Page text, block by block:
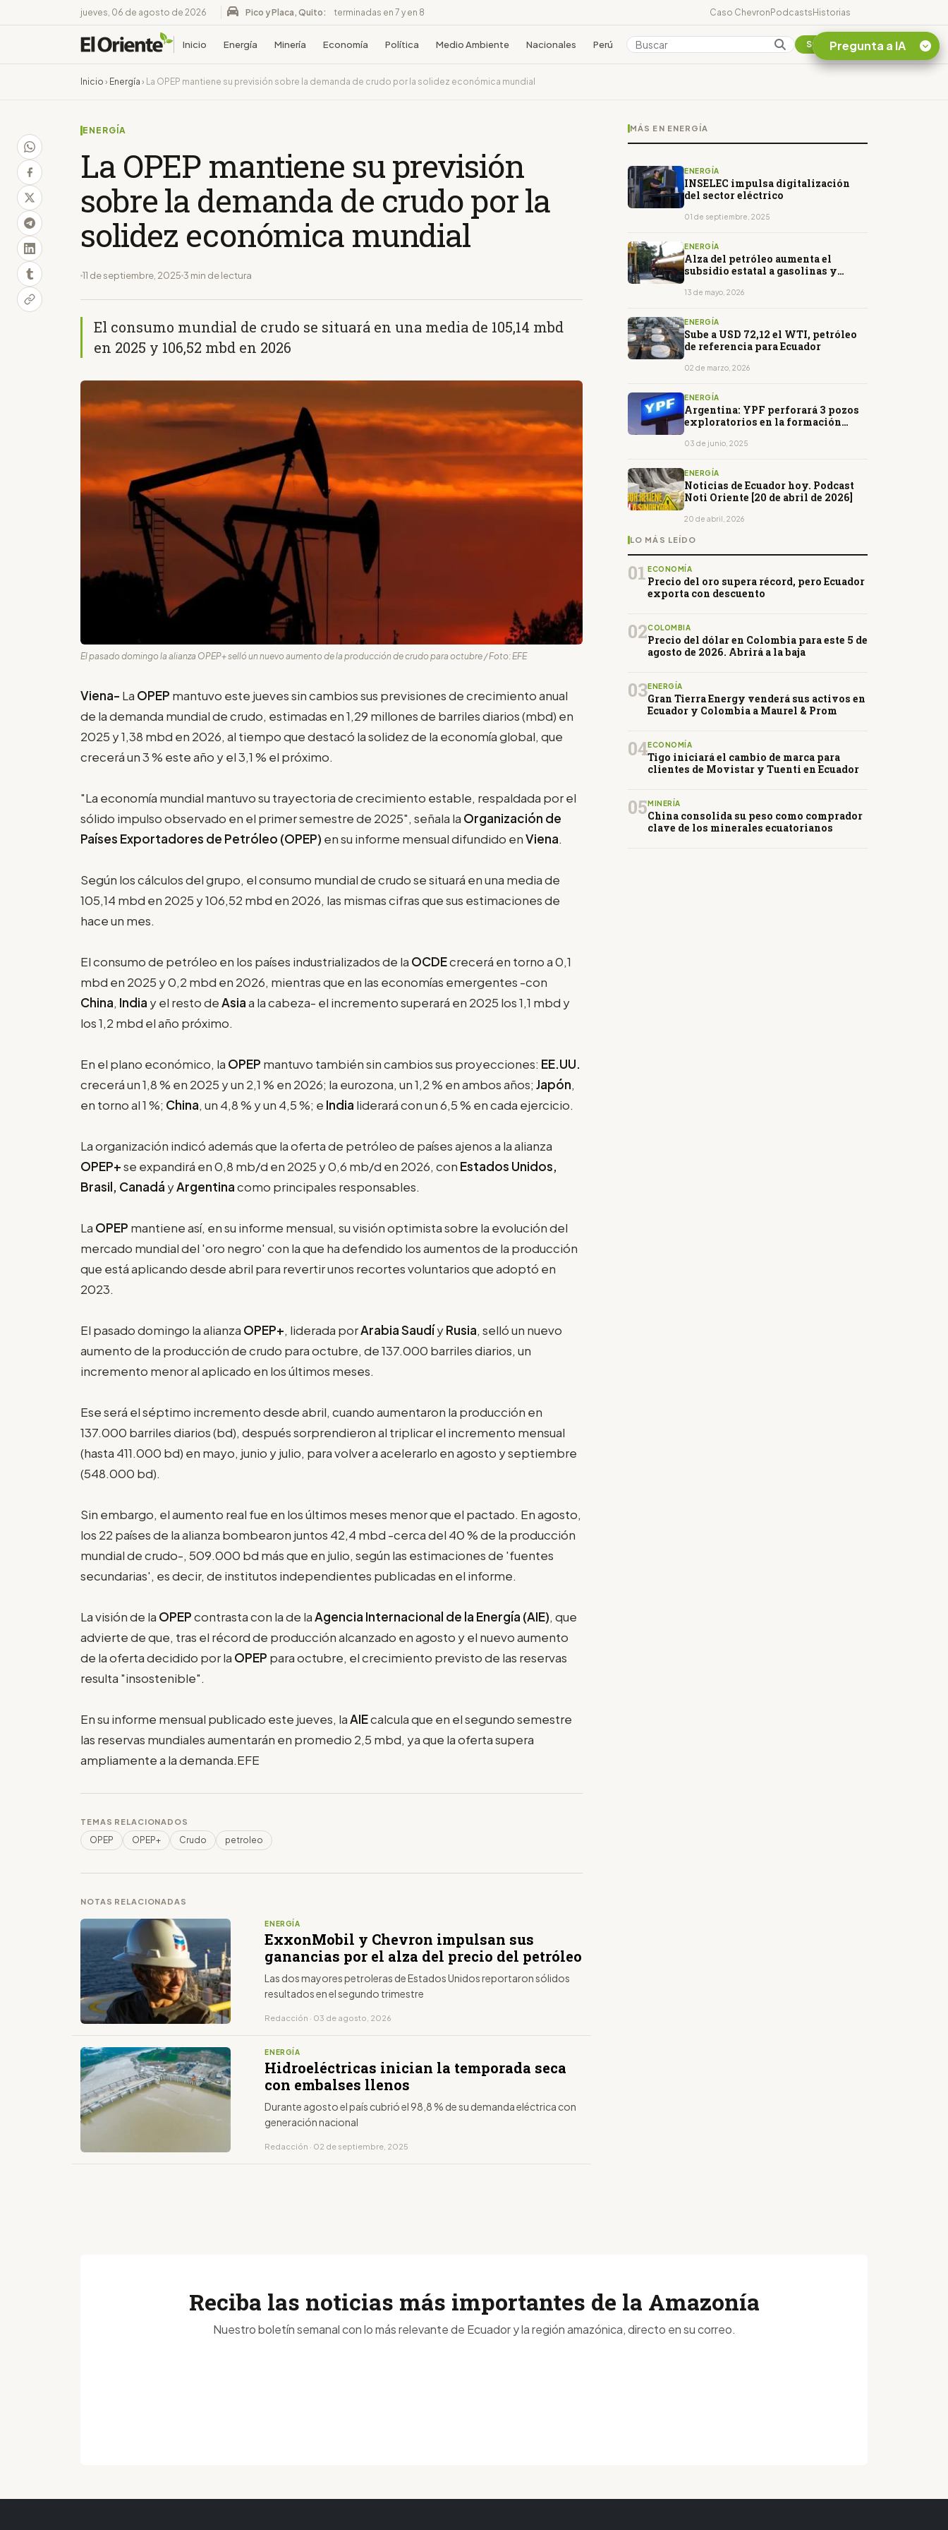
jueves, 06 de agosto de 2026 Pico y Placa, Quito: terminadas en 7 y en 8 Caso ChevronPodcastsHistorias
Inicio Energía Minería Economía Política Medio Ambiente Nacionales Perú Colombia Suscribirse
Inicio › Energía › La OPEP mantiene su previsión sobre la demanda de crudo por la solidez económica mundial
ENERGÍA
La OPEP mantiene su previsión
sobre la demanda de crudo por la
solidez económica mundial
11 de septiembre, 2025 3 min de lectura
El consumo mundial de crudo se situará en una media de 105,14 mbd
en 2025 y 106,52 mbd en 2026
El pasado domingo la alianza OPEP+ selló un nuevo aumento de la producción de crudo para octubre / Foto: EFE
Viena- La OPEP mantuvo este jueves sin cambios sus previsiones de crecimiento anual
de la demanda mundial de crudo, estimadas en 1,29 millones de barriles diarios (mbd) en
2025 y 1,38 mbd en 2026, al tiempo que destacó la solidez de la economía global, que
crecerá un 3 % este año y el 3,1 % el próximo.
"La economía mundial mantuvo su trayectoria de crecimiento estable, respaldada por el
sólido impulso observado en el primer semestre de 2025", señala la Organización de
Países Exportadores de Petróleo (OPEP) en su informe mensual difundido enViena.
Según los cálculos del grupo, el consumo mundial de crudo se situará en una media de
105,14 mbd en 2025 y 106,52 mbd en 2026, las mismas cifras que sus estimaciones de
hace un mes.
El consumo de petróleo en los países industrializados de la OCDEcrecerá en torno a 0,1
mbd en 2025 y 0,2 mbd en 2026, mientras que en las economías emergentes -con
China, India y el resto deAsiaa la cabeza- el incremento superará en 2025 los 1,1 mbd y
los 1,2 mbd el año próximo.
En el plano económico, la OPEP mantuvo también sin cambios sus proyecciones: EE.UU.
crecerá un 1,8 % en 2025 y un 2,1 % en 2026; la eurozona, un 1,2 % en ambos años; Japón,
en torno al 1 %; China, un 4,8 % y un 4,5 %; e India liderará con un 6,5 % en cada ejercicio.
La organización indicó además que la oferta de petróleo de países ajenos a la alianza
OPEP+se expandirá en 0,8 mb/d en 2025 y 0,6 mb/d en 2026, con Estados Unidos,
Brasil, Canadá yArgentinacomo principales responsables.
La OPEP mantiene así, en su informe mensual, su visión optimista sobre la evolución del
mercado mundial del 'oro negro' con la que ha defendido los aumentos de la producción
que está aplicando desde abril para revertir unos recortes voluntarios que adoptó en
2023.
El pasado domingo la alianza OPEP+, liderada porArabia SaudíyRusia, selló un nuevo
aumento de la producción de crudo para octubre, de 137.000 barriles diarios, un
incremento menor al aplicado en los últimos meses.
Ese será el séptimo incremento desde abril, cuando aumentaron la producción en
137.000 barriles diarios (bd), después sorprendieron al triplicar el incremento mensual
(hasta 411.000 bd) en mayo, junio y julio, para volver a acelerarlo en agosto y septiembre
(548.000 bd).
Sin embargo, el aumento real fue en los últimos meses menor que el pactado. En agosto,
los 22 países de la alianza bombearon juntos 42,4 mbd -cerca del 40 % de la producción
mundial de crudo-, 509.000 bd más que en julio, según las estimaciones de 'fuentes
secundarias', es decir, de institutos independientes publicadas en el informe.
La visión de la OPEPcontrasta con la de laAgencia Internacional de la Energía (AIE), que
advierte de que, tras el récord de producción alcanzado en agosto y el nuevo aumento
de la oferta decidido por la OPEP para octubre, el crecimiento previsto de las reservas
resulta "insostenible".
En su informe mensual publicado este jueves, laAIEcalcula que en el segundo semestre
las reservas mundiales aumentarán en promedio 2,5 mbd, ya que la oferta supera
ampliamente a la demanda.EFE
TEMAS RELACIONADOS
OPEP OPEP+ Crudo petroleo
NOTAS RELACIONADAS
ENERGÍA
ExxonMobil y Chevron impulsan sus
ganancias por el alza del precio del petróleo
Las dos mayores petroleras de Estados Unidos reportaron sólidos
resultados en el segundo trimestre
Redacción · 03 de agosto, 2026
ENERGÍA
Hidroeléctricas inician la temporada seca
con embalses llenos
Durante agosto el país cubrió el 98,8 % de su demanda eléctrica con
generación nacional
Redacción · 02 de septiembre, 2025
MÁS EN ENERGÍA
ENERGÍA
INSELEC impulsa digitalización
del sector eléctrico
01 de septiembre, 2025
ENERGÍA
Alza del petróleo aumenta el
subsidio estatal a gasolinas y
13 de mayo, 2026
ENERGÍA
Sube a USD 72,12 el WTI, petróleo
de referencia para Ecuador
02 de marzo, 2026
ENERGÍA
Argentina: YPF perforará 3 pozos
exploratorios en la formación
03 de junio, 2025
ENERGÍA
Noticias de Ecuador hoy. Podcast
Noti Oriente [20 de abril de 2026]
20 de abril, 2026
LO MÁS LEÍDO
01 ECONOMÍA
Precio del oro supera récord, pero Ecuador
exporta con descuento
02COLOMBIA
Precio del dólar en Colombia para este 5 de
agosto de 2026. Abrirá a la baja
03ENERGÍA
Gran Tierra Energy venderá sus activos en
Ecuador y Colombia a Maurel & Prom
04ECONOMÍA
Tigo iniciará el cambio de marca para
clientes de Movistar y Tuenti en Ecuador
05 MINERÍA
China consolida su peso como comprador
clave de los minerales ecuatorianos
Pregunta a IA
Reciba las noticias más importantes de la Amazonía
Nuestro boletín semanal con lo más relevante de Ecuador y la región amazónica, directo en su correo.